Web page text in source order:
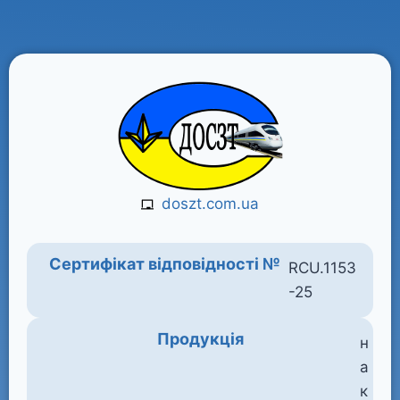
doszt.com.ua
Сертифікат відповідності № RCU.1153
-25
Продукція
н
а
к